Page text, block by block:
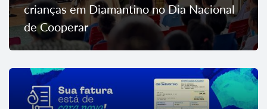
crianças em Diamantino no Dia Nacional
de Cooperar